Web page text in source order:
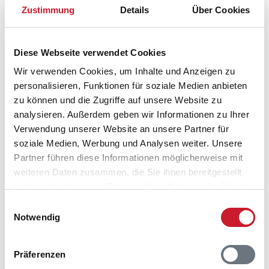
Zustimmung Details Über Cookies
Diese Webseite verwendet Cookies
Wir verwenden Cookies, um Inhalte und Anzeigen zu
personalisieren, Funktionen für soziale Medien anbieten
zu können und die Zugriffe auf unsere Website zu
analysieren. Außerdem geben wir Informationen zu Ihrer
Verwendung unserer Website an unsere Partner für
soziale Medien, Werbung und Analysen weiter. Unsere
Partner führen diese Informationen möglicherweise mit
weiteren Daten zusammen, die Sie ihnen bereitgestellt
Notwendig
Präferenzen
Schaukel
Terrasse: 1
Terrasse, überdacht
Sonstiges
Fußbodenheizung
Bad
Schlafzimmer
Wohnbereich
Fußbodenheizung
Bad
Schlafzimmer
Wohnbereich
Samstag
Ladestation für Elektroautos